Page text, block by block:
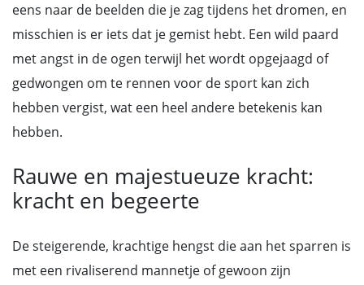
eens naar de beelden die je zag tijdens het dromen, en
misschien is er iets dat je gemist hebt. Een wild paard
met angst in de ogen terwijl het wordt opgejaagd of
gedwongen om te rennen voor de sport kan zich
hebben vergist, wat een heel andere betekenis kan
hebben.
Rauwe en majestueuze kracht:
kracht en begeerte
De steigerende, krachtige hengst die aan het sparren is
met een rivaliserend mannetje of gewoon zijn